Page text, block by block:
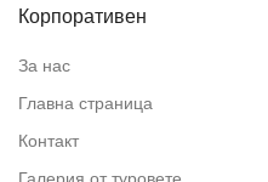
Корпоративен
За нас
Главна страница
Контакт